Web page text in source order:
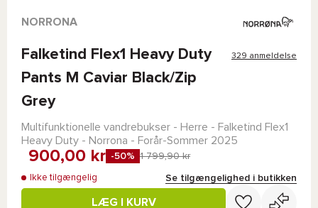
NORRONA
Falketind Flex1 Heavy Duty
Pants M Caviar Black/Zip
Grey
329 anmeldelse
Multifunktionelle vandrebukser - Herre - Falketind Flex1
Heavy Duty - Norrona - Forår-Sommer 2025
900,00 kr -50% 1 799,90 kr
Ikke tilgængelig Se tilgængelighed i butikken
LÆG I KURV